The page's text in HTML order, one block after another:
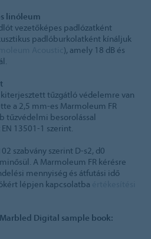
linóleum
vezetőképes padlózatként
padlóburkolatként kínáljuk
), amely 18 dB és
tűzgátló védelemre van
a 2,5 mm-es Marmoleum FR
tűzvédelmi besorolással
EN 13501-1 szerint.
szabvány szerint D-s2, d0
A Marmoleum FR kérésre
mennyiség és átfutási idő
lépjen kapcsolatba
Digital sample book: